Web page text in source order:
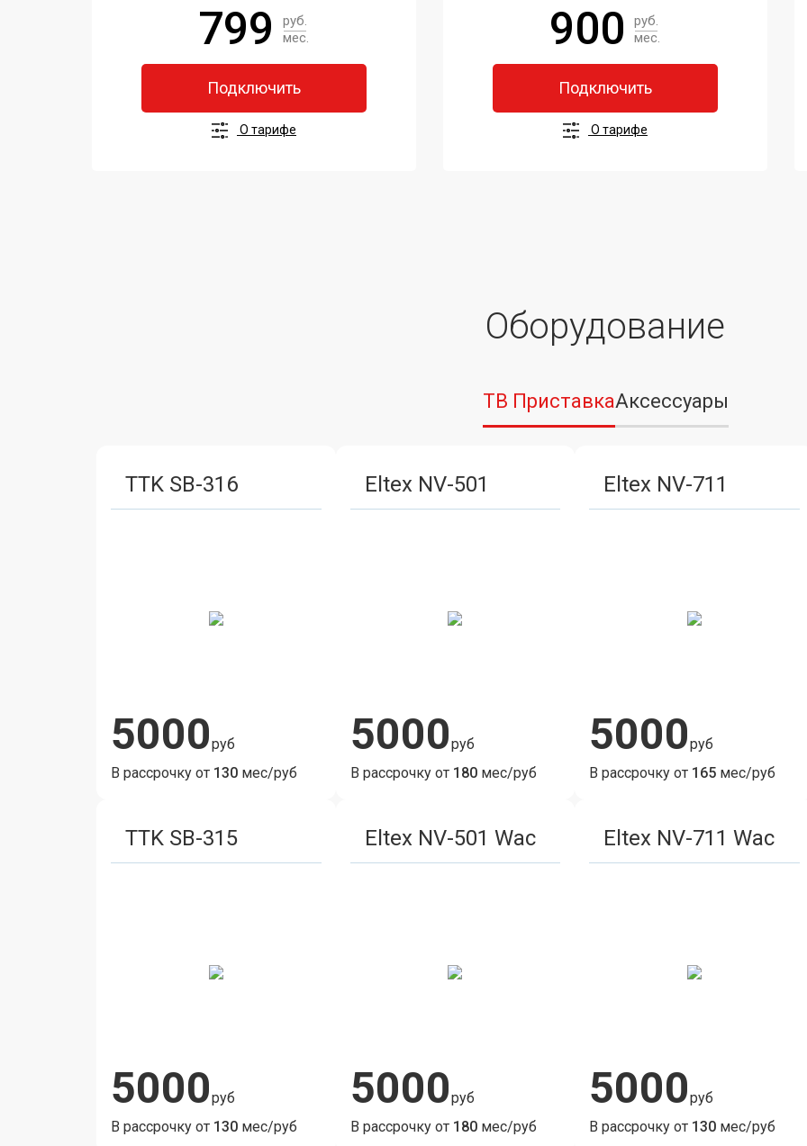
799
руб.
мес.
Подключить
О тарифе
900
руб.
мес.
Подключить
О тарифе
Оборудование
ТВ ПриставкаАксессуары
TTK SB-316
5000руб
В рассрочку от 130 мес/руб
Eltex NV-501
5000руб
В рассрочку от 180 мес/руб
Eltex NV-711
5000руб
В рассрочку от 165 мес/руб
TTK SB-315
5000руб
В рассрочку от 130 мес/руб
Eltex NV-501 Wac
5000руб
В рассрочку от 180 мес/руб
Eltex NV-711 Wac
5000руб
В рассрочку от 130 мес/руб